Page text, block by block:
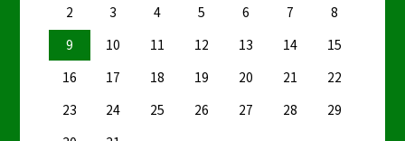
2
3 4 5 6 7
8
9
10 11 12 13 14
15
16
17 18 19 20 21
22
23
24 25 26 27 28
29